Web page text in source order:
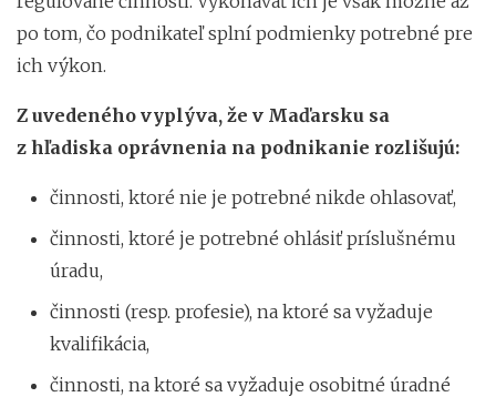
po tom, čo podnikateľ splní podmienky potrebné pre
ich výkon.
Z uvedeného vyplýva, že v Maďarsku sa
z hľadiska oprávnenia na podnikanie rozlišujú:
činnosti, ktoré nie je potrebné nikde ohlasovať,
činnosti, ktoré je potrebné ohlásiť príslušnému
úradu,
činnosti (resp. profesie), na ktoré sa vyžaduje
kvalifikácia,
činnosti, na ktoré sa vyžaduje osobitné úradné